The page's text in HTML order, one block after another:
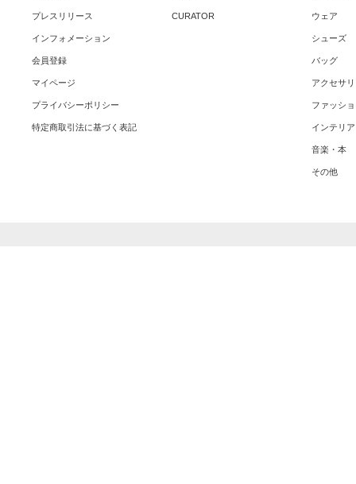
プレスリリース
インフォメーション
会員登録
マイページ
プライバシーポリシー
特定商取引法に基づく表記
CURATOR ウェア
シューズ
バッグ
アクセサ
ファッシ
インテリア
音楽・本
その他